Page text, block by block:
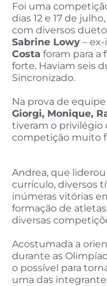
Foi uma
dias 12 e 17 de
com diversos
Sabrine Lowy –
Costa foram para a
forte. Haviam seis
Sincronizado.
Na prova de
Giorgi, Monique,
tiveram o privilégio
competição muito
Andrea, que
currículo, diversos
inúmeras vitórias
formação de
diversas
Acostumada a
durante as
o possível para
uma das